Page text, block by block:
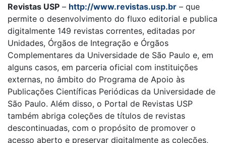
Revistas USP – http://www.revistas.usp.br – que
permite o desenvolvimento do fluxo editorial e publica
digitalmente 149 revistas correntes, editadas por
Unidades, Órgãos de Integração e Órgãos
Complementares da Universidade de São Paulo e, em
alguns casos, em parceria oficial com instituições
externas, no âmbito do Programa de Apoio às
Publicações Científicas Periódicas da Universidade de
São Paulo. Além disso, o Portal de Revistas USP
também abriga coleções de títulos de revistas
descontinuadas, com o propósito de promover o
acesso aberto e preservar digitalmente as coleções,